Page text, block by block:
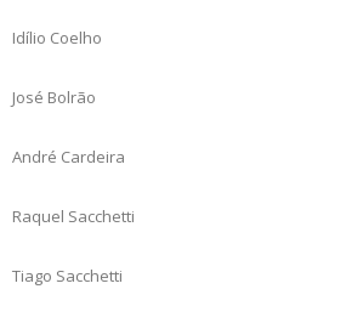
Idílio Coelho
José Bolrão
André Cardeira
Raquel Sacchetti
Tiago Sacchetti